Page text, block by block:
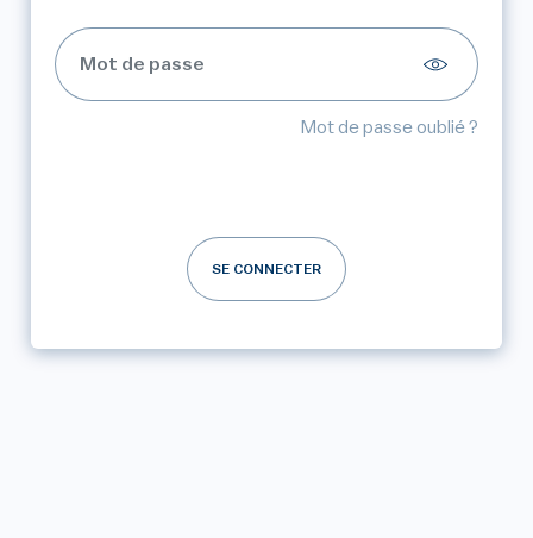
Mot de passe oublié ?
SE CONNECTER